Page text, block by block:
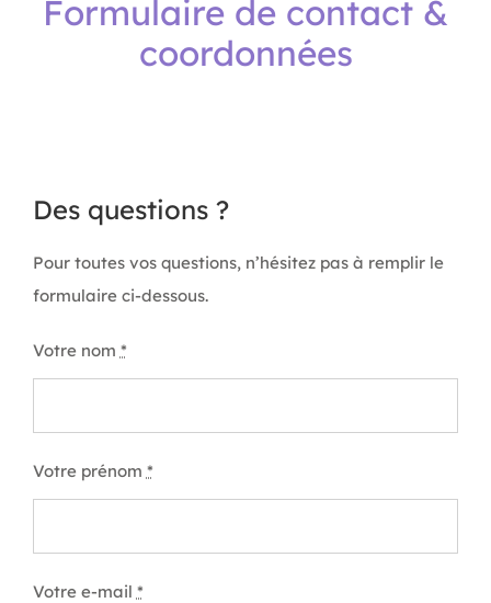
APEL
CONTACT
Formulaire de contact &
coordonnées
Des questions ?
Pour toutes vos questions, n’hésitez pas à remplir le
formulaire ci-dessous.
Votre nom *
Votre prénom *
Votre e-mail *